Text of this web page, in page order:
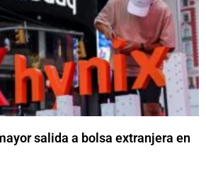
salida a bolsa extranjera en